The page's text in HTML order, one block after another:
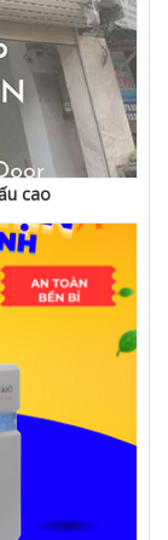
cao